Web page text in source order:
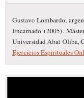
Gustavo Lombardo,
Encarnado (2005).
Universidad Abat Oliba,
Ejercicios Espirituales